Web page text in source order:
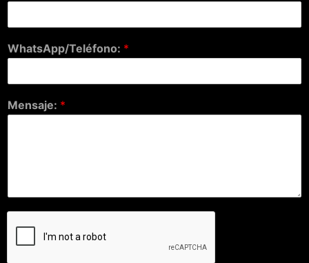
WhatsApp/Teléfono: *
Mensaje: *